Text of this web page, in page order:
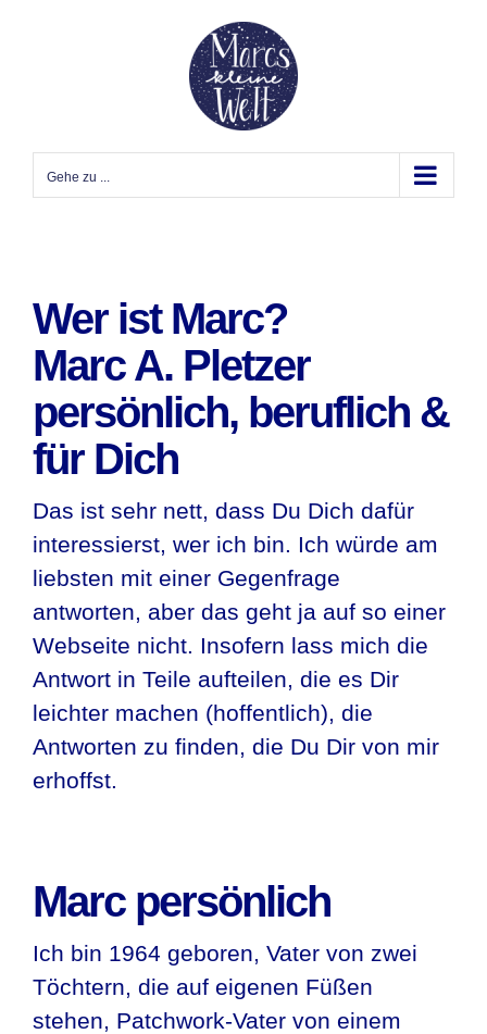
Gehe zu ...
Wer ist Marc?
Marc A. Pletzer
persönlich, beruflich &
für Dich
Das ist sehr nett, dass Du Dich dafür
interessierst, wer ich bin. Ich würde am
liebsten mit einer Gegenfrage
antworten, aber das geht ja auf so einer
Webseite nicht. Insofern lass mich die
Antwort in Teile aufteilen, die es Dir
leichter machen (hoffentlich), die
Antworten zu finden, die Du Dir von mir
erhoffst.
Marc persönlich
Ich bin 1964 geboren, Vater von zwei
Töchtern, die auf eigenen Füßen
stehen, Patchwork-Vater von einem